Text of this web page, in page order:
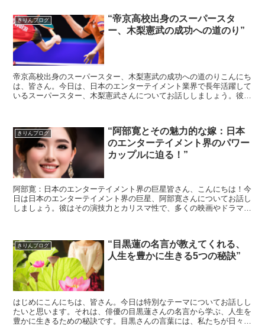
きりんブログ
“帝京高校出身のスーパースタ
ー、木梨憲武の成功への道のり”
帝京高校出身のスーパースター、木梨憲武の成功への道のりこんにち
は、皆さん。今日は、日本のエンターテイメント業界で長年活躍して
いるスーパースター、木梨憲武さんについてお話ししましょう。彼の
きりんブログ
“阿部寛とその魅力的な嫁：日本
のエンターテイメント界のパワー
カップルに迫る！”
阿部寛：日本のエンターテイメント界の巨星皆さん、こんにちは！今
日は日本のエンターテイメント界の巨星、阿部寛さんについてお話し
しましょう。彼はその演技力とカリスマ性で、多くの映画やドラマで
きりんブログ
“目黒蓮の名言が教えてくれる、
人生を豊かに生きる5つの秘訣”
はじめにこんにちは、皆さん。今日は特別なテーマについてお話しし
たいと思います。それは、俳優の目黒蓮さんの名言から学ぶ、人生を
豊かに生きるための秘訣です。目黒さんの言葉には、私たちが日々の